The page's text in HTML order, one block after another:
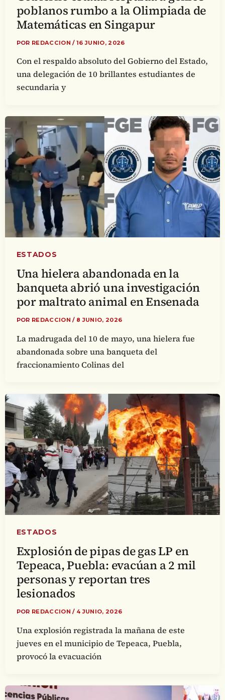
poblanos rumbo a la Olimpiada de
Matemáticas en Singapur
POR REDACCION/ 16 JUNIO, 2026
Con el respaldo absoluto del Gobierno del Estado,
una delegación de 10 brillantes estudiantes de
secundaria y
ESTADOS
Una hielera abandonada en la
banqueta abrió una investigación
por maltrato animal en Ensenada
POR REDACCION/ 8 JUNIO, 2026
La madrugada del 10 de mayo, una hielera fue
abandonada sobre una banqueta del
fraccionamiento Colinas del
ESTADOS
Explosión de pipas de gas LP en
Tepeaca, Puebla: evacúan a 2 mil
personas y reportan tres
lesionados
POR REDACCION/ 4 JUNIO, 2026
Una explosión registrada la mañana de este
jueves en el municipio de Tepeaca, Puebla,
provocó la evacuación